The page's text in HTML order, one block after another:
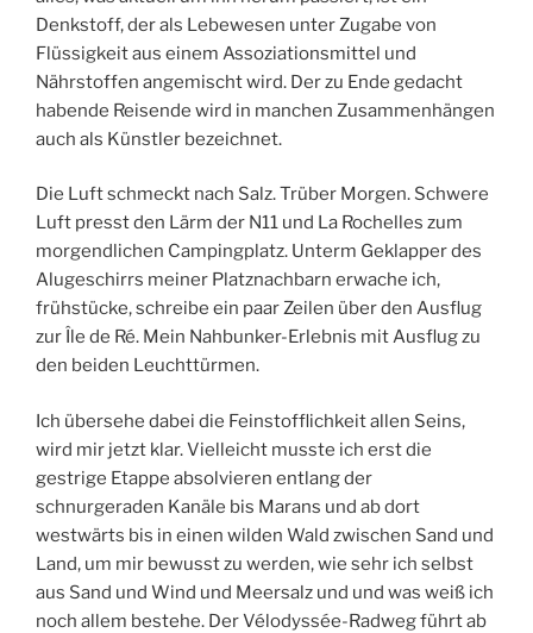
Denkstoff, der als Lebewesen unter Zugabe von
Flüssigkeit aus einem Assoziationsmittel und
Nährstoffen angemischt wird. Der zu Ende gedacht
habende Reisende wird in manchen Zusammenhängen
auch als Künstler bezeichnet.
Die Luft schmeckt nach Salz. Trüber Morgen. Schwere
Luft presst den Lärm der N11 und La Rochelles zum
morgendlichen Campingplatz. Unterm Geklapper des
Alugeschirrs meiner Platznachbarn erwache ich,
frühstücke, schreibe ein paar Zeilen über den Ausflug
zur Île de Ré. Mein Nahbunker-Erlebnis mit Ausflug zu
den beiden Leuchttürmen.
Ich übersehe dabei die Feinstofflichkeit allen Seins,
wird mir jetzt klar. Vielleicht musste ich erst die
gestrige Etappe absolvieren entlang der
schnurgeraden Kanäle bis Marans und ab dort
westwärts bis in einen wilden Wald zwischen Sand und
Land, um mir bewusst zu werden, wie sehr ich selbst
aus Sand und Wind und Meersalz und und was weiß ich
noch allem bestehe. Der Vélodyssée-Radweg führt ab